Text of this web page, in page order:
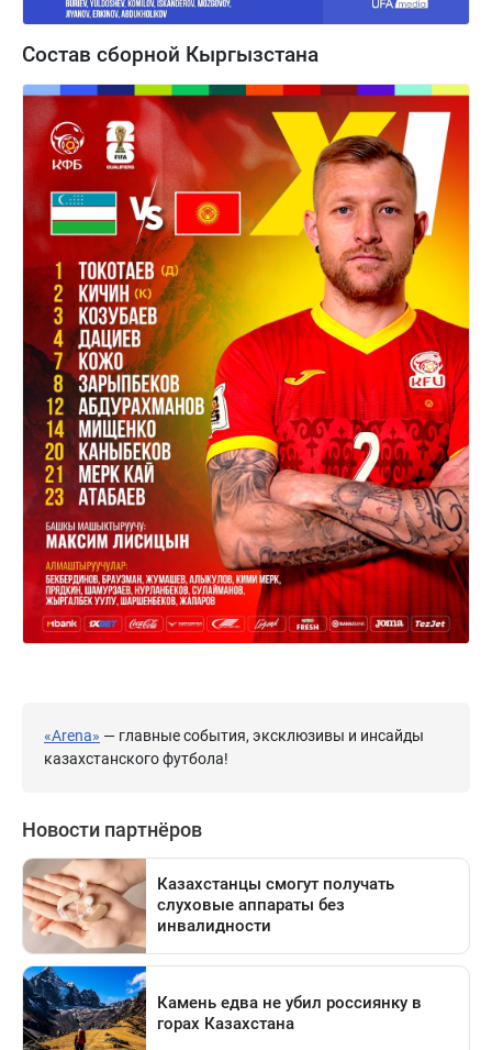
Состав сборной Кыргызстана
«Arena» — главные события, эксклюзивы и инсайды
казахстанского футбола!